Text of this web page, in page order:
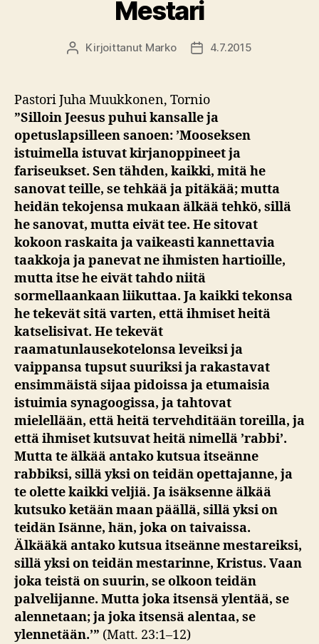
Mestari
Kirjoittaja
Kirjoittanut Marko Julkaisupäivämäärä
4.7.2015
Pastori Juha Muukkonen, Tornio
”Silloin Jeesus puhui kansalle ja
opetuslapsilleen sanoen: ’Mooseksen
istuimella istuvat kirjanoppineet ja
fariseukset. Sen tähden, kaikki, mitä he
sanovat teille, se tehkää ja pitäkää; mutta
heidän tekojensa mukaan älkää tehkö, sillä
he sanovat, mutta eivät tee. He sitovat
kokoon raskaita ja vaikeasti kannettavia
taakkoja ja panevat ne ihmisten hartioille,
mutta itse he eivät tahdo niitä
sormellaankaan liikuttaa. Ja kaikki tekonsa
he tekevät sitä varten, että ihmiset heitä
katselisivat. He tekevät
raamatunlausekotelonsa leveiksi ja
vaippansa tupsut suuriksi ja rakastavat
ensimmäistä sijaa pidoissa ja etumaisia
istuimia synagoogissa, ja tahtovat
mielellään, että heitä tervehditään toreilla, ja
että ihmiset kutsuvat heitä nimellä ’rabbi’.
Mutta te älkää antako kutsua itseänne
rabbiksi, sillä yksi on teidän opettajanne, ja
te olette kaikki veljiä. Ja isäksenne älkää
kutsuko ketään maan päällä, sillä yksi on
teidän Isänne, hän, joka on taivaissa.
Älkääkä antako kutsua itseänne mestareiksi,
sillä yksi on teidän mestarinne, Kristus. Vaan
joka teistä on suurin, se olkoon teidän
palvelijanne. Mutta joka itsensä ylentää, se
alennetaan; ja joka itsensä alentaa, se
ylennetään.’” (Matt. 23:1–12)